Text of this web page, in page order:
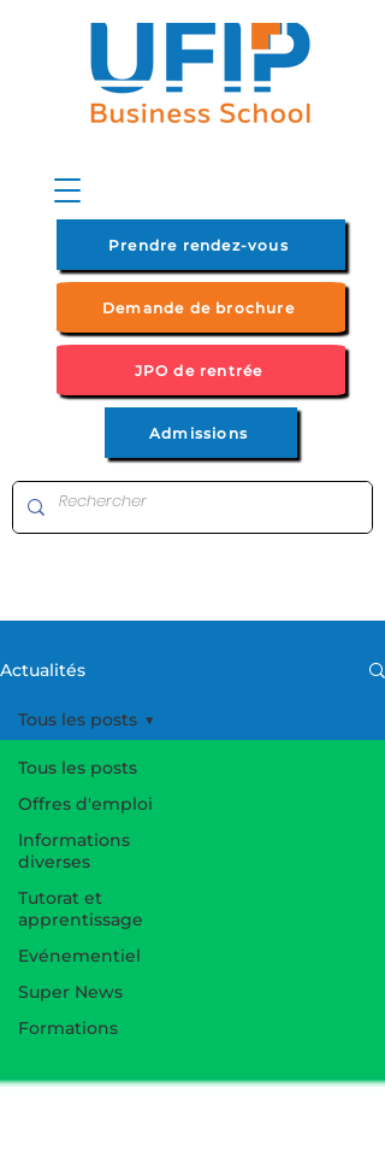
Prendre rendez-vous
Demande de brochure
JPO de rentrée
Admissions
Actualités
Tous les posts
Offres d'emploi
Informations
diverses
Tutorat et
apprentissage
Evénementiel
Super News
Formations
Tous les posts